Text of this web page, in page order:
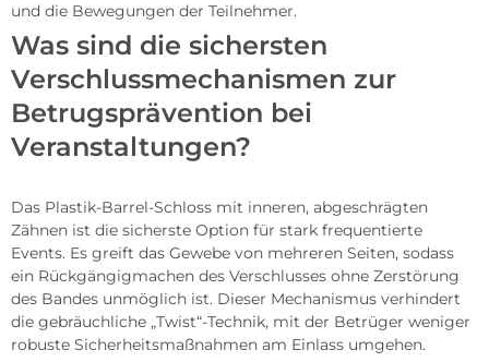
und die Bewegungen der Teilnehmer.
Was sind die sichersten
Verschlussmechanismen zur
Betrugsprävention bei
Veranstaltungen?
Das Plastik-Barrel-Schloss mit inneren, abgeschrägten
Zähnen ist die sicherste Option für stark frequentierte
Events. Es greift das Gewebe von mehreren Seiten, sodass
ein Rückgängigmachen des Verschlusses ohne Zerstörung
des Bandes unmöglich ist. Dieser Mechanismus verhindert
die gebräuchliche „Twist“-Technik, mit der Betrüger weniger
robuste Sicherheitsmaßnahmen am Einlass umgehen.